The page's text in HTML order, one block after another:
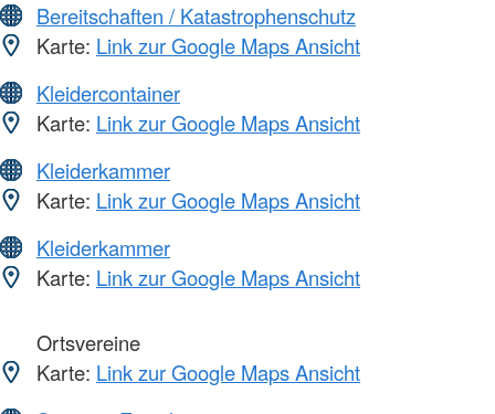
Bereitschaften / Katastrophenschutz
Karte: Link zur Google Maps Ansicht
Kleidercontainer
Karte: Link zur Google Maps Ansicht
Kleiderkammer
Karte: Link zur Google Maps Ansicht
Kleiderkammer
Karte: Link zur Google Maps Ansicht
Ortsvereine
Karte: Link zur Google Maps Ansicht